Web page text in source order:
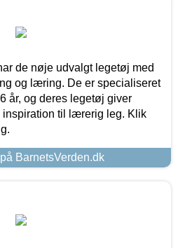
de nøje udvalgt legetøj med
og læring. De er specialiseret
år, og deres legetøj giver
inspiration til lærerig leg. Klik
BarnetsVerden.dk